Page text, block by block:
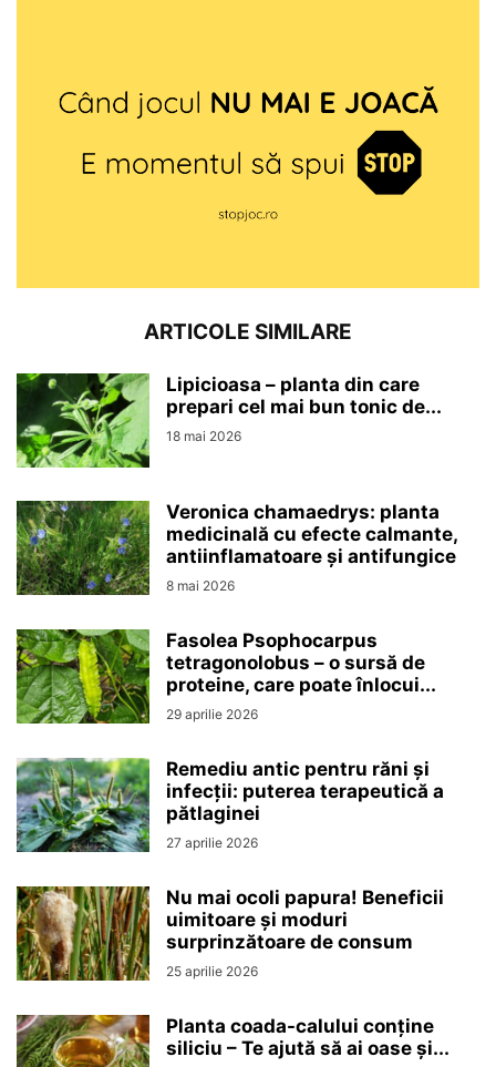
ARTICOLE SIMILARE
Lipicioasa – planta din care
prepari cel mai bun tonic de...
18 mai 2026
Veronica chamaedrys: planta
medicinală cu efecte calmante,
antiinflamatoare și antifungice
8 mai 2026
Fasolea Psophocarpus
tetragonolobus – o sursă de
proteine, care poate înlocui...
29 aprilie 2026
Remediu antic pentru răni și
infecții: puterea terapeutică a
pătlaginei
27 aprilie 2026
Nu mai ocoli papura! Beneficii
uimitoare și moduri
surprinzătoare de consum
25 aprilie 2026
Planta coada-calului conține
siliciu – Te ajută să ai oase și...